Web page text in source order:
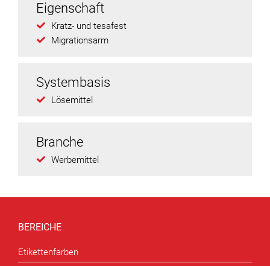
Eigenschaft
Kratz- und tesafest
Migrationsarm
Systembasis
Lösemittel
Branche
Werbemittel
BEREICHE
Etikettenfarben